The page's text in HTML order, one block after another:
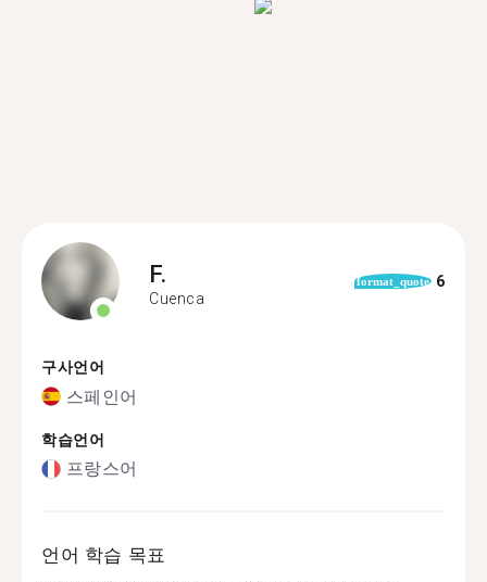
F.
Cuenca
format_quote 6
구사언어
스페인어
학습언어
프랑스어
언어 학습 목표